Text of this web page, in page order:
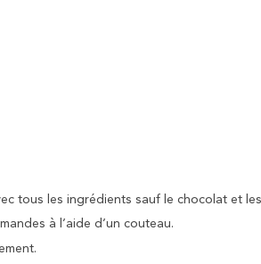
tous les ingrédients sauf le chocolat et
à l’aide d’un couteau.